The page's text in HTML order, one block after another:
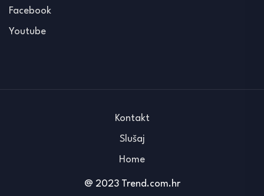
Facebook
Youtube
@ 2023 Trend.com.hr
Kontakt
Slušaj
Home